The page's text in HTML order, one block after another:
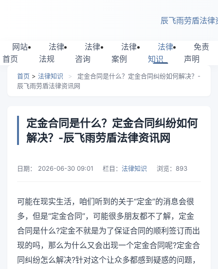
辰飞雨劳盾法律
网站
首页
法律
法规
法律
咨询
法律
案例
法律
知识
免责
声明
首页 > 法律知识 >
定金合同是什么？定金合同纠纷如何解决？-
辰飞雨劳盾法律资讯网
定金合同是什么？定金合同纠纷如何
解决？-辰飞雨劳盾法律资讯网
日期： 2026-06-30 09:01 栏目： 法律知识 浏览： 893
可能在现实生活，咱们听到的关于“定金”的消息会很
多，但是“定金合同”，可能很多朋友都不了解，定金
合同是什么?定金不就是为了保证合同的顺利签订而出
现的吗，那么为什么又会出现一个定金合同呢?定金合
同纠纷怎么解决?针对这个让众多都感到疑惑的问题，